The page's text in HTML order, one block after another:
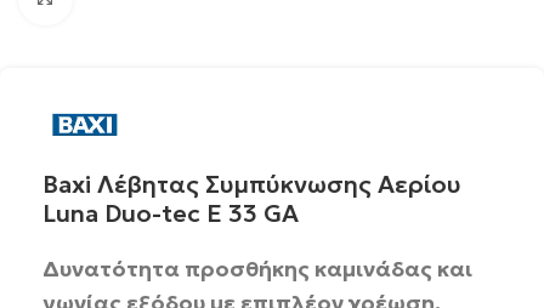
Baxi Λέβητας Συμπύκνωσης Αερίου
Luna Duo-tec E 33 GA
Δυνατότητα προσθήκης καμινάδας και